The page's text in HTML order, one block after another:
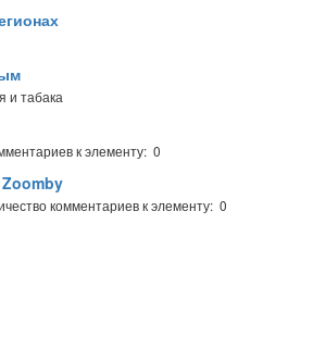
и табака
к элементу: 0
комментариев к элементу: 0